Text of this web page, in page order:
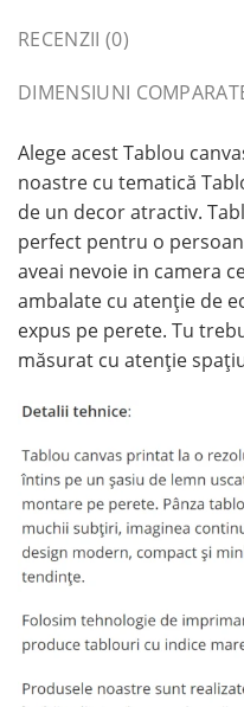
RECENZII (0)
DIMENSIUNI
Alege acest Tablou
noastre cu tematică
de un decor atractiv.
perfect pentru o
aveai nevoie in camera
ambalate cu atenție de
expus pe perete. Tu
măsurat cu atenție